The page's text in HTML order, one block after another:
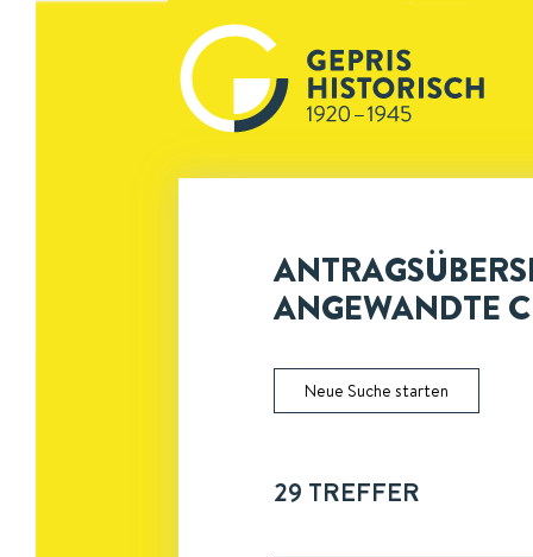
ANGEWANDTE
Neue Suche starten
29 TREFFER